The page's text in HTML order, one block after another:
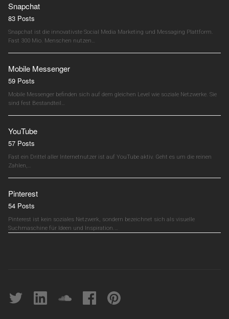
Snapchat
83 Posts
Snapchat ist die innovativste Social Media Marketing und Messaging Plattform.
Fast 300 Mio. Menschen nutzen…
Mobile Messenger
59 Posts
Mobile Messenger befinden sich auf dem gleichen Level wie soziale Netzwerke. Sie
sind fest Bestandteil…
YouTube
57 Posts
Fast ein Drittel aller Internetnutzer ist auf YouTube aktiv. Geht es um die reinen
Zahlen,…
Pinterest
54 Posts
Pinterest ist kein soziales Netzwerk, sondern bezeichnet sich als visuelle
Suchmaschine für Ideen und Inspiration.…
Twitter linkedin soundcloudFacebookpinterest